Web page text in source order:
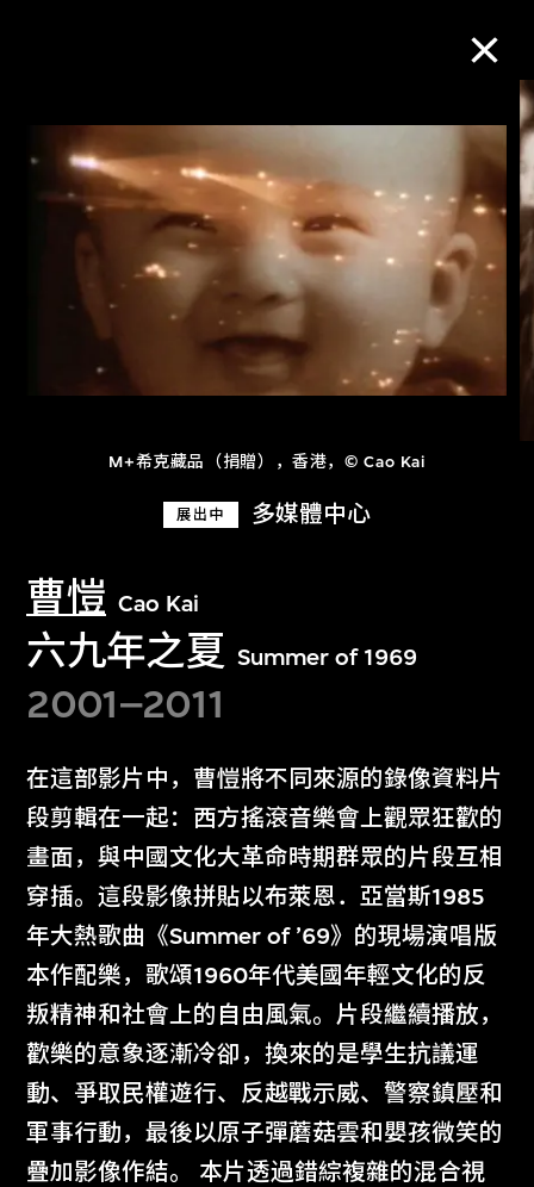
M+希克藏品（捐贈），香港，© Cao Kai
展出中 多媒體中心
曹愷 Cao Kai
六九年之夏 Summer of 1969
2001–2011
在這部影片中，曹愷將不同來源的錄像資料片
段剪輯在一起：西方搖滾音樂會上觀眾狂歡的
畫面，與中國文化大革命時期群眾的片段互相
穿插。這段影像拼貼以布萊恩．亞當斯1985
年大熱歌曲《Summer of ’69》的現場演唱版
本作配樂，歌頌1960年代美國年輕文化的反
叛精神和社會上的自由風氣。片段繼續播放，
歡樂的意象逐漸冷卻，換來的是學生抗議運
動、爭取民權遊行、反越戰示威、警察鎮壓和
軍事行動，最後以原子彈蘑菇雲和嬰孩微笑的
疊加影像作結。 本片透過錯綜複雜的混合視
M+藏品
进一步筛选 搜索
关于M+藏品
探索世界顶级的二十及二十一世纪视觉